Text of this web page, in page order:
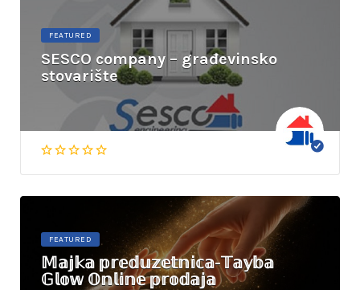
FEATURED
SESCO company – građevinsko
stovarište
FEATURED
𝕄𝕒𝕛𝕜𝕒 𝕡𝕣𝕖𝕕𝕦𝕫𝕖𝕥𝕟𝕚𝕔𝕒-𝕋𝕒𝕪𝕓𝕒
𝔾𝕝𝕠𝕨 𝕆𝕟𝕝𝕚𝕟𝕖 𝕡𝕣𝕠𝕕𝕒𝕛𝕒